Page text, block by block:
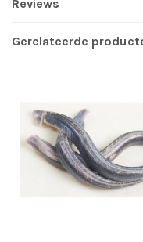
Reviews
Gerelateerde